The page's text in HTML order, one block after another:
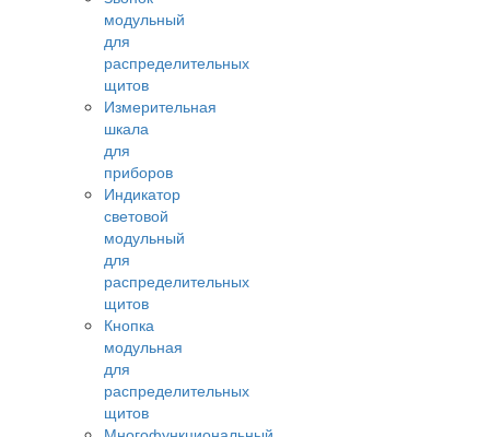
модульный
для
распределительных
щитов
Измерительная
шкала
для
приборов
Индикатор
световой
модульный
для
распределительных
щитов
Кнопка
модульная
для
распределительных
щитов